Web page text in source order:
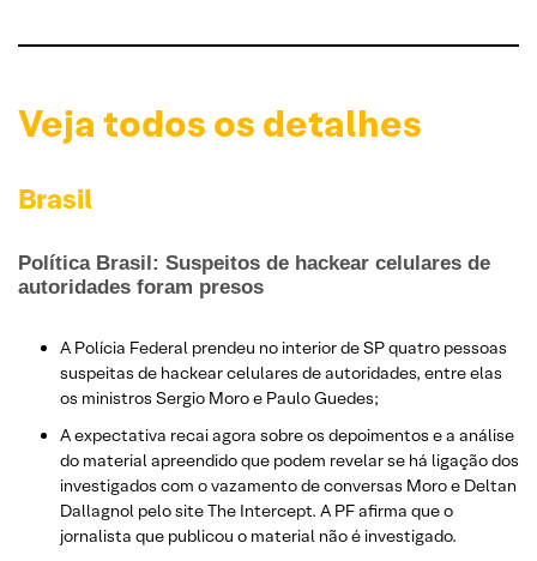
Veja todos os detalhes
Brasil
Política Brasil: Suspeitos de hackear celulares de
autoridades foram presos
A Polícia Federal prendeu no interior de SP quatro pessoas
suspeitas de hackear celulares de autoridades, entre elas
os ministros Sergio Moro e Paulo Guedes;
​A expectativa recai agora sobre os depoimentos e a análise
do material apreendido que podem revelar se há ligação dos
investigados com o vazamento de conversas Moro e Deltan
Dallagnol pelo site The Intercept. A PF afirma que o
jornalista que publicou o material não é investigado.